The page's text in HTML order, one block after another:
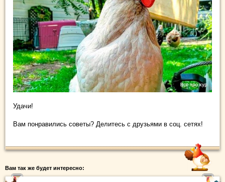
Удачи!
Вам понравились советы? Делитесь с друзьями в соц. сетях!
Вам так же будет интересно: